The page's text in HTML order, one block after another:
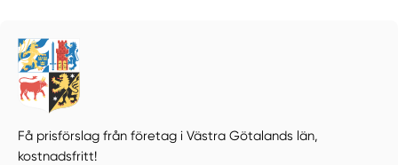
Få prisförslag från företag i Västra Götalands län,
kostnadsfritt!